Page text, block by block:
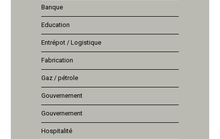
Banque
Education
Entrépot / Logistique
Fabrication
Gaz / pétrole
Gouvernement
Gouvernement
Hospitalité